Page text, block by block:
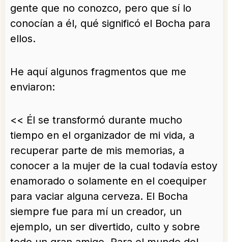
gente que no conozco, pero que sí lo
conocían a él, qué significó el Bocha para
ellos.
He aquí algunos fragmentos que me
enviaron:
<< Él se transformó durante mucho
tiempo en el organizador de mi vida, a
recuperar parte de mis memorias, a
conocer a la mujer de la cual todavía estoy
enamorado o solamente en el coequiper
para vaciar alguna cerveza. El Bocha
siempre fue para mí un creador, un
ejemplo, un ser divertido, culto y sobre